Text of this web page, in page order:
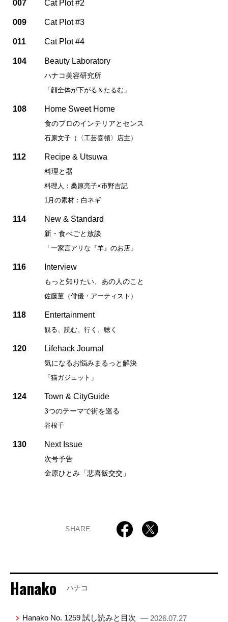
007 Cat Plot #2
009 Cat Plot #3
011 Cat Plot #4
104 Beauty Laboratory
ハナコ美容研究所
「顔全体が下がる＆たるむ」
108 Home Sweet Home
食のプロのインテリアとセンス
石原文子（〈工芸喜頓〉店主）
112 Recipe & Utsuwa
料理と器
料理人：桑原亮子×市野吉記
1月の素材：白ネギ
114 New & Standard
新・食べごと放談
「一家言アリな『羊』のお店」
116 Interview
もっと知りたい、あの人のこと
佐藤菫（俳優・アーティスト）
118 Entertainment
観る、読む、行く、聴く
120 Lifehack Journal
気になるお悩みまるっと解決
「猫ガジェット」
124 Town & CityGuide
3つのテーマで街を巡る
谷根千
130 Next Issue
次号予告
金原ひとみ「悲喜飯交交」
SHARE
Hanako ハナコ
Hanako No. 1259 試し読みと目次 — 2026.07.27